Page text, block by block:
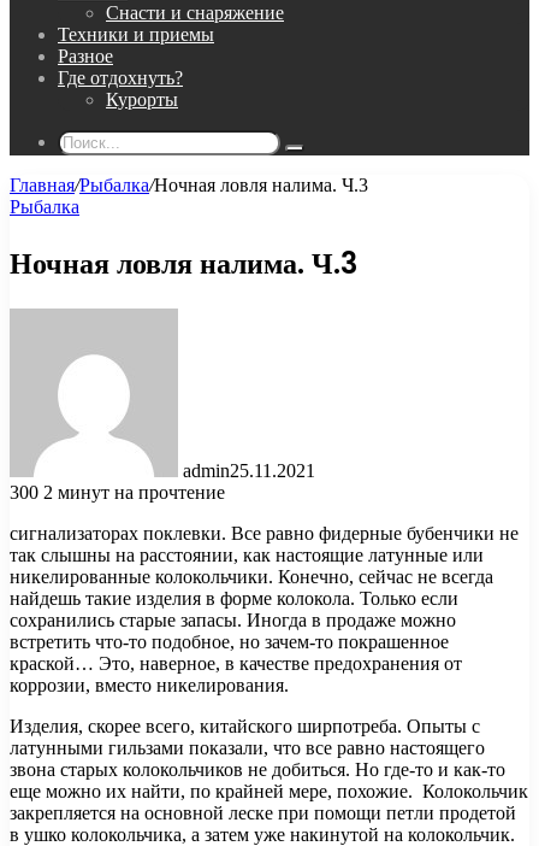
Снасти и снаряжение
Техники и приемы
Разное
Где отдохнуть?
Курорты
Поиск...
Главная/Рыбалка/Ночная ловля налима. Ч.3
Рыбалка
Ночная ловля налима. Ч.3
admin25.11.2021
300 2 минут на прочтение
сигнализаторах поклевки. Все равно фидерные бубенчики не
так слышны на расстоянии, как настоящие латунные или
никелированные колокольчики. Конечно, сейчас не всегда
найдешь такие изделия в форме колокола. Только если
сохранились старые запасы. Иногда в продаже можно
встретить что-то подобное, но зачем-то покрашенное
краской… Это, наверное, в качестве предохранения от
коррозии, вместо никелирования.
Изделия, скорее всего, китайского ширпотреба. Опыты с
латунными гильзами показали, что все равно настоящего
звона старых колокольчиков не добиться. Но где-то и как-то
еще можно их найти, по крайней мере, похожие. Колокольчик
закрепляется на основной леске при помощи петли продетой
в ушко колокольчика, а затем уже накинутой на колокольчик.